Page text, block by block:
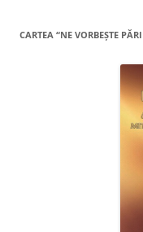
CARTEA “NE VORBEŞTE